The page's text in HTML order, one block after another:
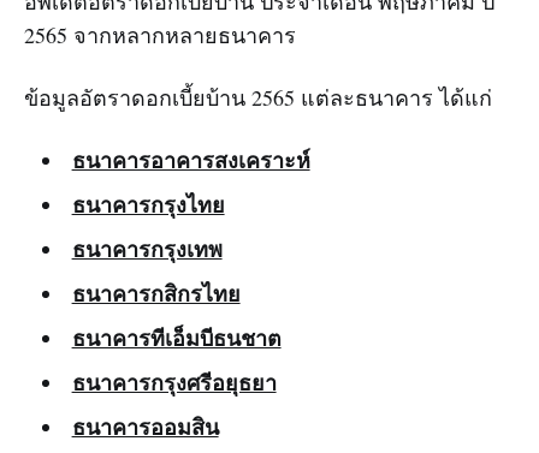
2565 จากหลากหลายธนาคาร
ข้อมูลอัตราดอกเบี้ยบ้าน 2565 แต่ละธนาคาร ได้แก่
ธนาคารอาคารสงเคราะห์
ธนาคารกรุงไทย
ธนาคารกรุงเทพ
ธนาคารกสิกรไทย
ธนาคารทีเอ็มบีธนชาต
ธนาคารกรุงศรีอยุธยา
ธนาคารออมสิน